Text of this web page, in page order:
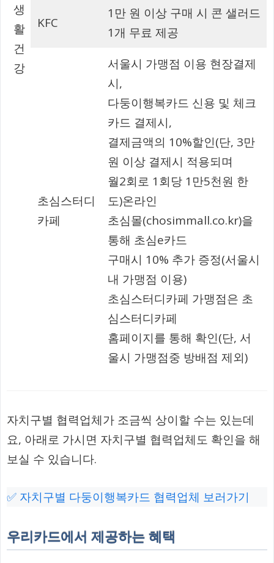
생
활
건
강
KFC
1만 원 이상 구매 시 콘 샐러드
1개 무료 제공
초심스터디
카페
서울시 가맹점 이용 현장결제
시,
다둥이행복카드 신용 및 체크
카드 결제시,
결제금액의 10%할인(단, 3만
원 이상 결제시 적용되며
월2회로 1회당 1만5천원 한
도)온라인
초심몰(chosimmall.co.kr)을
통해 초심e카드
구매시 10% 추가 증정(서울시
내 가맹점 이용)
초심스터디카페 가맹점은 초
심스터디카페
홈페이지를 통해 확인(단, 서
울시 가맹점중 방배점 제외)
자치구별 협력업체가 조금씩 상이할 수는 있는데
요, 아래로 가시면 자치구별 협력업체도 확인을 해
보실 수 있습니다.
✅ 자치구별 다둥이행복카드 협력업체 보러가기
우리카드에서 제공하는 혜택